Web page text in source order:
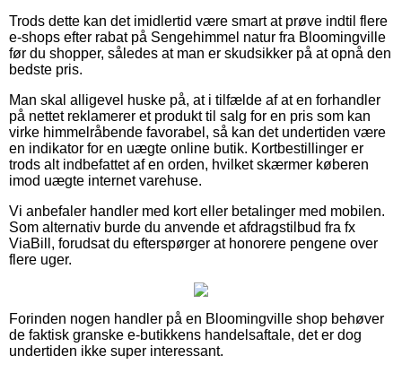
Trods dette kan det imidlertid være smart at prøve indtil flere
e-shops efter rabat på Sengehimmel natur fra Bloomingville
før du shopper, således at man er skudsikker på at opnå den
bedste pris.
Man skal alligevel huske på, at i tilfælde af at en forhandler
på nettet reklamerer et produkt til salg for en pris som kan
virke himmelråbende favorabel, så kan det undertiden være
en indikator for en uægte online butik. Kortbestillinger er
trods alt indbefattet af en orden, hvilket skærmer køberen
imod uægte internet varehuse.
Vi anbefaler handler med kort eller betalinger med mobilen.
Som alternativ burde du anvende et afdragstilbud fra fx
ViaBill, forudsat du efterspørger at honorere pengene over
flere uger.
Forinden nogen handler på en Bloomingville shop behøver
de faktisk granske e-butikkens handelsaftale, det er dog
undertiden ikke super interessant.